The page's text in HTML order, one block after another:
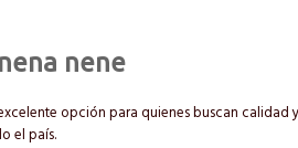
nene
opción para quienes buscan
el país.